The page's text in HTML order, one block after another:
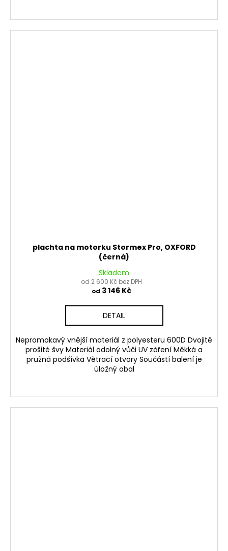
plachta na motorku Stormex Pro, OXFORD
(černá)
Skladem
od 2 600 Kč bez DPH
od 3 146 Kč
DETAIL
Nepromokavý vnější materiál z polyesteru 600D Dvojitě
prošité švy Materiál odolný vůči UV záření Měkká a
pružná podšívka Větrací otvory Součástí balení je
úložný obal